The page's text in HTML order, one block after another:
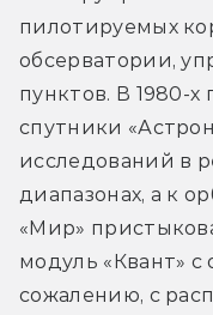
пилотируемых
обсерватории,
пунктов. В 1980-х
спутники
исследований в
диапазонах, а к
«Мир»
модуль «Квант» с
сожалению, с